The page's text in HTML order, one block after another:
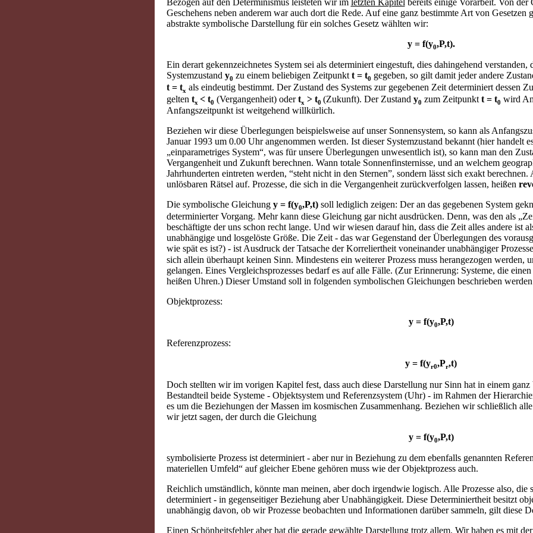
Geschehens neben anderem war auch dort die Rede. Auf eine ganz bestimmte Art von
abstrakte symbolische Darstellung für ein solches Gesetz wählten wir:
y = f(y0,P,t).
Ein derart gekennzeichnetes System sei als determiniert eingestuft, dies dahingehend verstanden,
Systemzustand y0 zu einem beliebigen Zeitpunktt = t0 gegeben, so gilt damit jeder andere
t = tx als eindeutig bestimmt. Der Zustand des Systems zur gegebenen Zeit determiniert dessen
gelten tx < t0 (Vergangenheit) odertx > t0 (Zukunft). Der Zustand y0 zum Zeitpunkt t = t0 wird
Anfangszeitpunkt ist weitgehend willkürlich.
Beziehen wir diese Überlegungen beispielsweise auf unser Sonnensystem, so kann als
Januar 1993 um 0.00 Uhr angenommen werden. Ist dieser Systemzustand bekannt (hier handelt
„einparametriges System“, was für unsere Überlegungen unwesentlich ist), so kann man den
Vergangenheit und Zukunft berechnen. Wann totale Sonnenfinsternisse, und an welchem
Jahrhunderten eintreten werden, “steht nicht in den Sternen”, sondern lässt sich exakt
unlösbaren Rätsel auf. Prozesse, die sich in die Vergangenheit zurückverfolgen lassen, heißen
Die symbolische Gleichung y = f(y0,P,t)soll lediglich zeigen: Der an das gegebenen System
determinierter Vorgang. Mehr kann diese Gleichung gar nicht ausdrücken. Denn, was den als
beschäftigte der uns schon recht lange. Und wir wiesen darauf hin, dass die Zeit alles andere ist
unabhängige und losgelöste Größe. Die Zeit - das war Gegenstand der Überlegungen des
wie spät es ist?) - ist Ausdruck der Tatsache der Korreliertheit voneinander unabhängiger
sich allein überhaupt keinen Sinn. Mindestens ein weiterer Prozess muss herangezogen werden,
gelangen. Eines Vergleichsprozesses bedarf es auf alle Fälle. (Zur Erinnerung: Systeme, die
heißen Uhren.) Dieser Umstand soll in folgenden symbolischen Gleichungen beschrieben
Objektprozess:
y = f(y0,P,t)
Referenzprozess:
y = f(yr0,Pr,t)
Doch stellten wir im vorigen Kapitel fest, dass auch diese Darstellung nur Sinn hat in einem
Bestandteil beide Systeme - Objektsystem und Referenzsystem (Uhr) - im Rahmen der
es um die Beziehungen der Massen im kosmischen Zusammenhang. Beziehen wir schließlich
wir jetzt sagen, der durch die Gleichung
y = f(y0,P,t)
symbolisierte Prozess ist determiniert - aber nur in Beziehung zu dem ebenfalls genannten
materiellen Umfeld“ auf gleicher Ebene gehören muss wie der Objektprozess auch.
Reichlich umständlich, könnte man meinen, aber doch irgendwie logisch. Alle Prozesse also, die
determiniert - in gegenseitiger Beziehung aber Unabhängigkeit. Diese Determiniertheit besitzt
unabhängig davon, ob wir Prozesse beobachten und Informationen darüber sammeln, gilt diese
Einen Schönheitsfehler aber hat die gerade gewählte Darstellung trotz allem. Wir haben es mit